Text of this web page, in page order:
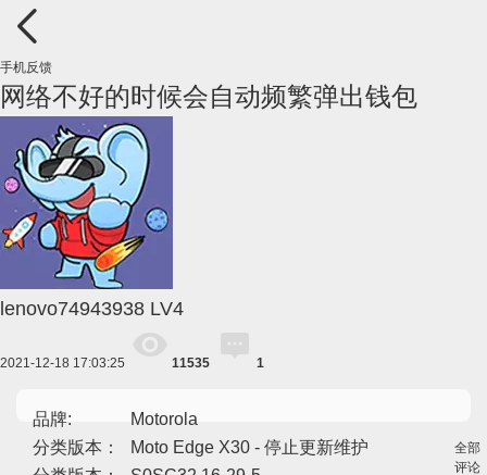
手机反馈
网络不好的时候会自动频繁弹出钱包
lenovo74943938 LV4
2021-12-18 17:03:25 11535 1
品牌:
Motorola
分类版本：
Moto Edge X30 - 停止更新维护
全部
评论